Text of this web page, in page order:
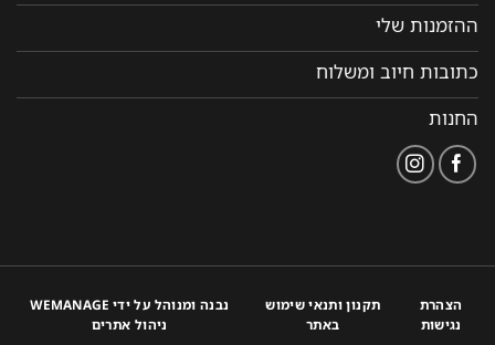
ההזמנות שלי
כתובות חיוב ומשלוח
החנות
הצהרת
נגישות
תקנון ותנאי שימוש
באתר
נבנה ומנוהל על ידי WEMANAGE
ניהול אתרים